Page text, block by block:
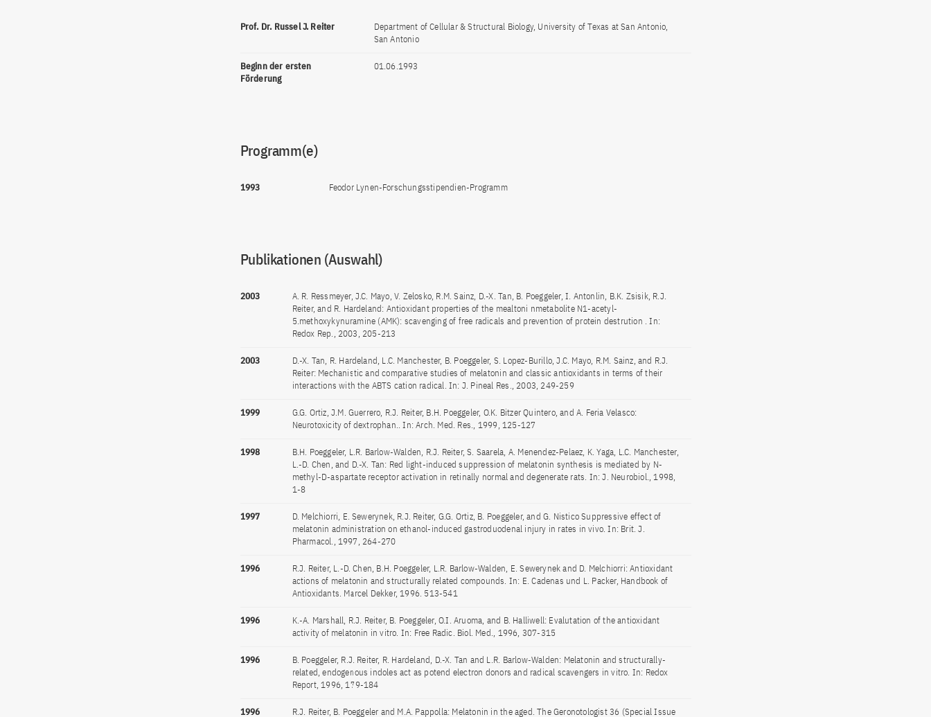
Prof. Dr. Russel J. Reiter
Department of Cellular & Structural Biology, University of Texas at San Antonio,
San Antonio
Beginn der ersten
Förderung
01.06.1993
Programm(e)
1993 Feodor Lynen-Forschungsstipendien-Programm
Publikationen (Auswahl)
2003
A. R. Ressmeyer, J.C. Mayo, V. Zelosko, R.M. Sainz, D.-X. Tan, B. Poeggeler, I. Antonlin, B.K. Zsisik, R.J.
Reiter, and R. Hardeland: Antioxidant properties of the mealtoni nmetabolite N1-acetyl-
5.methoxykynuramine (AMK): scavenging of free radicals and prevention of protein destrution . In:
Redox Rep., 2003, 205-213
2003
D.-X. Tan, R. Hardeland, L.C. Manchester, B. Poeggeler, S. Lopez-Burillo, J.C. Mayo, R.M. Sainz, and R.J.
Reiter: Mechanistic and comparative studies of melatonin and classic antioxidants in terms of their
interactions with the ABTS cation radical. In: J. Pineal Res., 2003, 249-259
1999
G.G. Ortiz, J.M. Guerrero, R.J. Reiter, B.H. Poeggeler, O.K. Bitzer Quintero, and A. Feria Velasco:
Neurotoxicity of dextrophan.. In: Arch. Med. Res., 1999, 125-127
1998
B.H. Poeggeler, L.R. Barlow-Walden, R.J. Reiter, S. Saarela, A. Menendez-Pelaez, K. Yaga, L.C. Manchester,
L.-D. Chen, and D.-X. Tan: Red light-induced suppression of melatonin synthesis is mediated by N-
methyl-D-aspartate receptor activation in retinally normal and degenerate rats. In: J. Neurobiol., 1998,
1-8
1997
D. Melchiorri, E. Sewerynek, R.J. Reiter, G.G. Ortiz, B. Poeggeler, and G. Nistico Suppressive effect of
melatonin administration on ethanol-induced gastroduodenal injury in rates in vivo. In: Brit. J.
Pharmacol., 1997, 264-270
1996
R.J. Reiter, L.-D. Chen, B.H. Poeggeler, L.R. Barlow-Walden, E. Sewerynek and D. Melchiorri: Antioxidant
actions of melatonin and structurally related compounds. In: E. Cadenas und L. Packer, Handbook of
Antioxidants. Marcel Dekker, 1996. 513-541
1996
K.-A. Marshall, R.J. Reiter, B. Poeggeler, O.I. Aruoma, and B. Halliwell: Evalutation of the antioxidant
activity of melatonin in vitro. In: Free Radic. Biol. Med., 1996, 307-315
1996
B. Poeggeler, R.J. Reiter, R. Hardeland, D.-X. Tan and L.R. Barlow-Walden: Melatonin and structurally-
related, endogenous indoles act as potend electron donors and radical scavengers in vitro. In: Redox
Report, 1996, 179-184
1996
R.J. Reiter, B. Poeggeler and M.A. Pappolla: Melatonin in the aged. The Geronotologist 36 (Special Issue